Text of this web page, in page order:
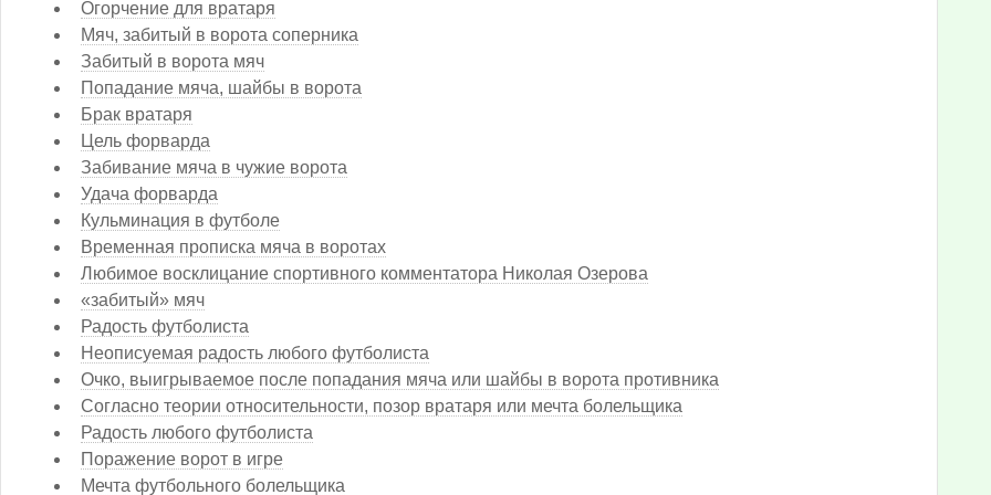
Огорчение для вратаря
Мяч, забитый в ворота соперника
Забитый в ворота мяч
Попадание мяча, шайбы в ворота
Брак вратаря
Цель форварда
Забивание мяча в чужие ворота
Удача форварда
Кульминация в футболе
Временная прописка мяча в воротах
Любимое восклицание спортивного комментатора Николая Озерова
«забитый» мяч
Радость футболиста
Неописуемая радость любого футболиста
Очко, выигрываемое после попадания мяча или шайбы в ворота противника
Согласно теории относительности, позор вратаря или мечта болельщика
Радость любого футболиста
Поражение ворот в игре
Мечта футбольного болельщика